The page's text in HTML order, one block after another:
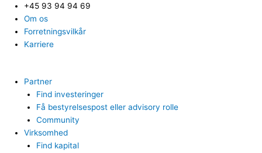
+45 93 94 94 69
Om os
Forretningsvilkår
Karriere
Partner
Find investeringer
Få bestyrelsespost eller advisory rolle
Community
Virksomhed
Find kapital